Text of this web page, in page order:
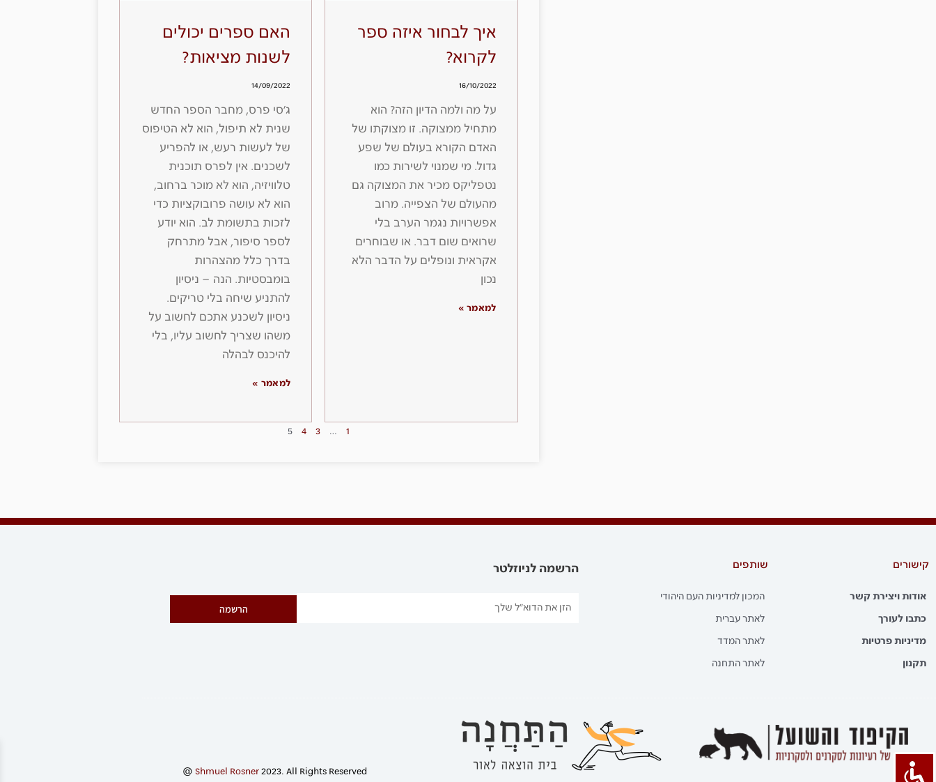
איך לבחור איזה ספר
לקרוא?
16/10/2022
על מה ולמה הדיון הזה? הוא
מתחיל ממצוקה. זו מצוקתו של
האדם הקורא בעולם של שפע
גדול. מי שמנוי לשירות כמו
נטפליקס מכיר את המצוקה גם
מהעולם של הצפייה. מרוב
אפשרויות נגמר הערב בלי
שרואים שום דבר. או שבוחרים
אקראית ונופלים על הדבר הלא
נכון
למאמר »
האם ספרים יכולים
לשנות מציאות?
14/09/2022
ג׳סי פרס, מחבר הספר החדש
שנית לא תיפול, הוא לא הטיפוס
של לעשות רעש, או להפריע
לשכנים. אין לפרס תוכנית
טלוויזיה, הוא לא מוכר ברחוב,
הוא לא עושה פרובוקציות כדי
לזכות בתשומת לב. הוא יודע
לספר סיפור, אבל מתרחק
בדרך כלל מהצהרות
בומבסטיות. הנה – ניסיון
להתניע שיחה בלי טריקים.
ניסיון לשכנע אתכם לחשוב על
משהו שצריך לחשוב עליו, בלי
להיכנס לבהלה
למאמר »
1
…
3
4
5
קישורים
אודות ויצירת קשר
כתבו לעורך
מדיניות פרטיות
תקנון
שותפים
המכון למדיניות העם היהודי
לאתר עברית
לאתר המדד
לאתר התחנה
הרשמה לניוזלטר
הרשמה
@ Shmuel Rosner2023. All Rights Reserved